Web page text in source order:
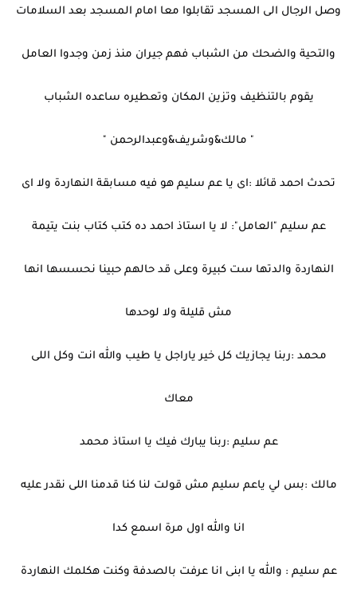
وصل الرجال الى المسجد تقابلوا معا امام المسجد بعد السلامات
والتحية والضحك من الشباب فهم جيران منذ زمن وجدوا العامل
يقوم بالتنظيف وتزين المكان وتعطيره ساعده الشباب
" مالك&وشريف&وعبدالرحمن "
تحدث احمد قائلا :اى يا عم سليم هو فيه مسابقة النهاردة ولا اى
عم سليم "العامل": لا يا استاذ احمد ده كتب كتاب بنت يتيمة
النهاردة والدتها ست كبيرة وعلى قد حالهم حبينا نحسسها انها
مش قليلة ولا لوحدها
محمد :ربنا يجازيك كل خير ياراجل يا طيب والله انت وكل اللى
معاك
عم سليم :ربنا يبارك فيك يا استاذ محمد
مالك :بس لي ياعم سليم مش قولت لنا كنا قدمنا اللى نقدر عليه
انا والله اول مرة اسمع كدا
عم سليم : والله يا ابنى انا عرفت بالصدفة وكنت هكلمك النهاردة